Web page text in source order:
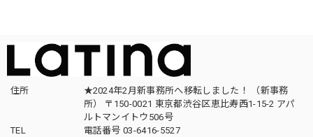
住所
★2024年2月新事務所へ移転しました！ （新事務
所） 〒150-0021 東京都渋谷区恵比寿西1-15-2 アパ
ルトマンイトウ506号
TEL
電話番号 03-6416-5527